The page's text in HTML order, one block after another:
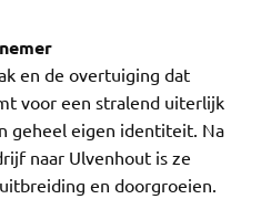
en de overtuiging dat
voor een stralend uiterlijk
geheel eigen identiteit. Na
naar Ulvenhout is ze
en doorgroeien.